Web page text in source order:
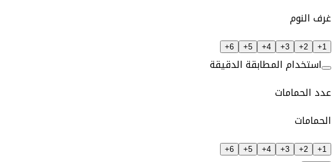
غرف النوم
1+
2+
3+
4+
5+
6+
استخدام المطابقة الدقيقة
عدد الحمامات
الحمامات
1+
2+
3+
4+
5+
6+